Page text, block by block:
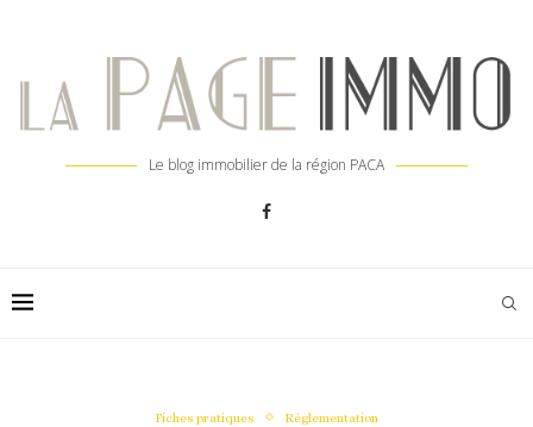
Le blog immobilier de la région PACA
Fiches pratiques Réglementation